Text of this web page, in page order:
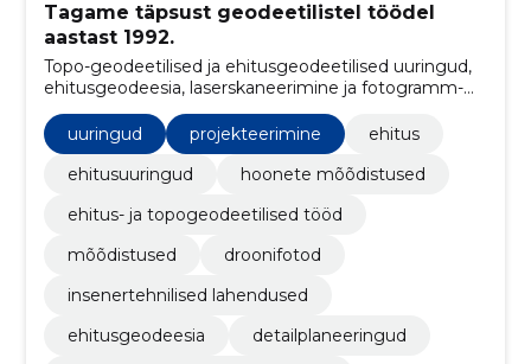
Tagame täpsust geodeetilistel töödel
aastast 1992.
Topo-geodeetilised ja ehitusgeodeetilised uuringud,
ehitusgeodeesia, laserskaneerimine ja fotogramm-
meetriatööd drooniga, hoonete-rajatiste 2D ja 3D
mõõdistused
uuringud projekteerimine
ehitus
ehitusuuringud
hoonete mõõdistused
ehitus- ja topogeodeetilised tööd
mõõdistused
droonifotod
insenertehnilised lahendused
ehitusgeodeesia
detailplaneeringud